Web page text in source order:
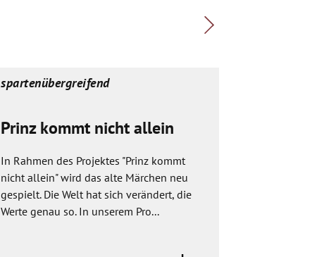
spartenübergreifend
Prinz kommt nicht allein
In Rahmen des Projektes "Prinz kommt
nicht allein" wird das alte Märchen neu
gespielt. Die Welt hat sich verändert, die
Werte genau so. In unserem Pro...